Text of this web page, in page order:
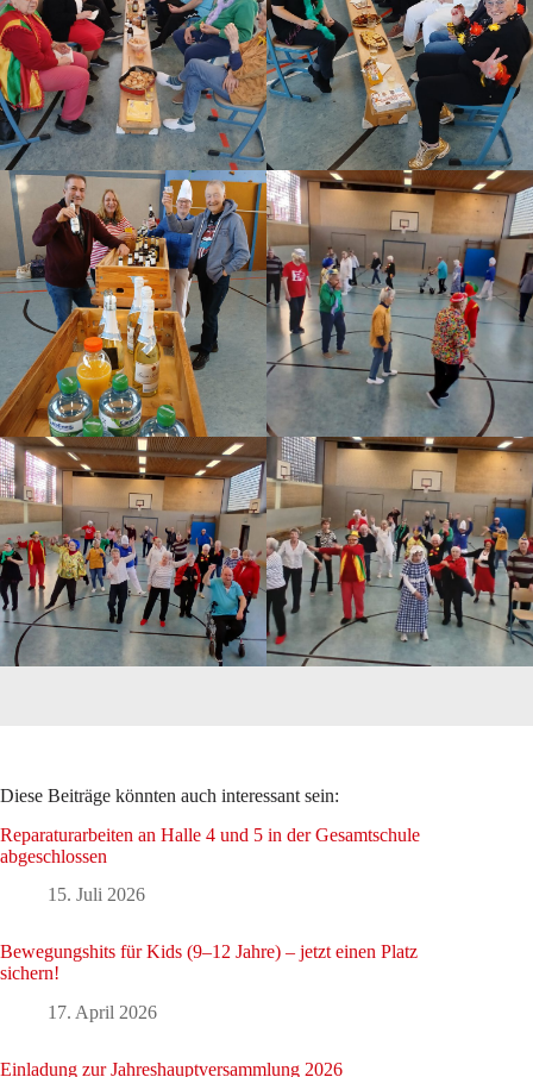
Diese Beiträge könnten auch interessant sein:
Reparaturarbeiten an Halle 4 und 5 in der Gesamtschule
abgeschlossen
15. Juli 2026
Bewegungshits für Kids (9–12 Jahre) – jetzt einen Platz
sichern!
17. April 2026
Einladung zur Jahreshauptversammlung 2026